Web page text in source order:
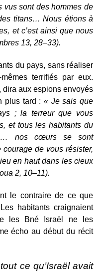
sont des hommes de
titans… Nous étions à
et c’est ainsi que nous
13, 28–33).
du pays, sans réaliser
terrifiés par eux.
dira aux espions envoyés
plus tard : « Je sais que
; la terreur que vous
et tous les habitants du
nos cœurs se sont
de vous résister,
en haut dans les cieux
2, 10–11).
le contraire de ce que
habitants craignaient
les Bné Israël ne les
écho au début du récit
ce qu’Israël avait